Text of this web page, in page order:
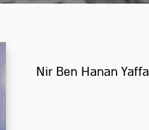
Nir Ben Hanan Yaffa